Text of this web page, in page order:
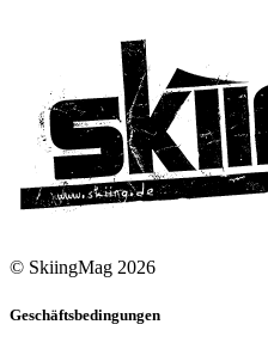
© SkiingMag 2026
Geschäftsbedingungen